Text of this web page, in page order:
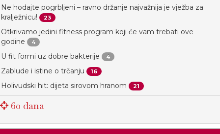
Ne hodajte pogrbljeni – ravno držanje najvažnija je vježba za
kralježnicu!
23
Otkrivamo jedini fitness program koji će vam trebati ove
godine
4
U fit formi uz dobre bakterije 4
Zablude i istine o trčanju 16
Holivudski hit: dijeta sirovom hranom 21
60 dana